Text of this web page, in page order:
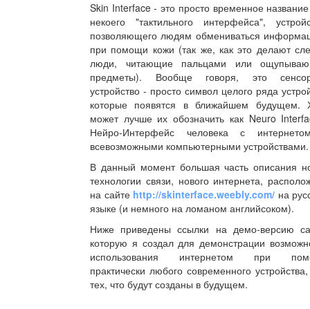
Skin Interface - это просто временное
некоего "тактильного интерфейса",
позволяющего людям обмениваться
при помощи кожи (так же, как это делают
люди, читающие пальцами или
предметы). Вообще говоря, это
устройство - просто символ целого ряда
которые появятся в ближайшем будущем.
может лучше их обозначить как Neuro
Нейро-Интерфейс человека с
всевозможными компьютерными устройствами.
В данный момент большая часть описания
технологии связи, нового интернета,
на сайте http://skinterface.weebly.com/ на
языке (и немного на ломаном английсоком).
Ниже приведены ссылки на демо-версию
которую я создал для демонстрации
использования интернетом при
практически любого современного
тех, что будут созданы в будущем.